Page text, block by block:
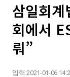
삼일회
회에서
뤄”
입력 2021-01-06